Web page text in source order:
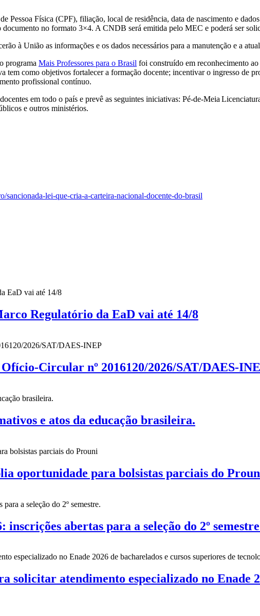
Pessoa Física (CPF), filiação, local de residência, data de nascimento e
no formato 3×4. A CNDB será emitida pelo MEC e poderá ser
à União as informações e os dados necessários para a manutenção e a
programa Mais Professores para o Brasil foi construído em reconhecimento
tem como objetivos fortalecer a formação docente; incentivar o ingresso de
profissional contínuo.
em todo o país e prevê as seguintes iniciativas: Pé-de-Meia
e outros ministérios.
lei-que-cria-a-carteira-nacional-docente-do-brasil
Regulatório da EaD vai até 14/8
Circular nº 2016120/2026/SAT/DAES-
e atos da educação brasileira.
oportunidade para bolsistas parciais do
abertas para a seleção do 2º
solicitar atendimento especializado no Enade